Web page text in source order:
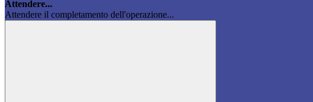
Attendere...
Attendere il completamento dell'operazione...